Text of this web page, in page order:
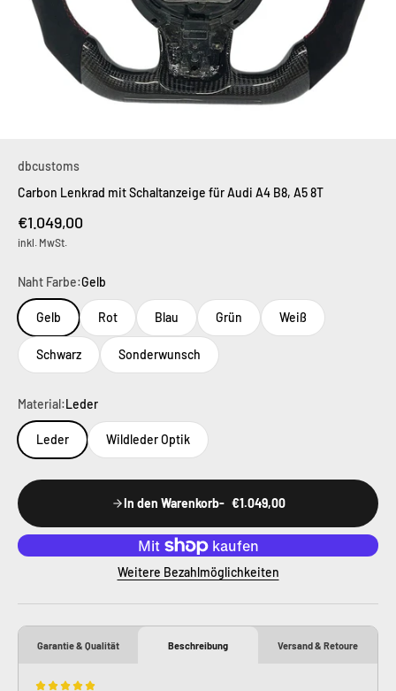
dbcustoms
Carbon Lenkrad mit Schaltanzeige für Audi A4 B8, A5 8T
Angebot
€1.049,00
inkl. MwSt.
Naht Farbe:Gelb
Gelb Rot Blau Grün Weiß
Schwarz Sonderwunsch
Material:Leder
Leder Wildleder Optik
In den Warenkorb €1.049,00
Weitere Bezahlmöglichkeiten